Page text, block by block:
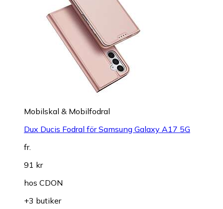
Mobilskal & Mobilfodral
Dux Ducis Fodral för Samsung Galaxy A17 5G
fr.
91 kr
hos CDON
+3 butiker